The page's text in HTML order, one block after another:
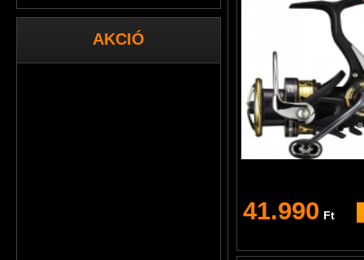
AKCIÓ
41.990 Ft